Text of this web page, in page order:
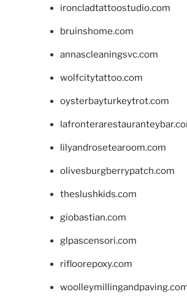
ironcladtattoostudio.com
bruinshome.com
annascleaningsvc.com
wolfcitytattoo.com
oysterbayturkeytrot.com
lilyandrosetearoom.com
olivesburgberrypatch.com
theslushkids.com
giobastian.com
glpascensori.com
rifloorepoxy.com